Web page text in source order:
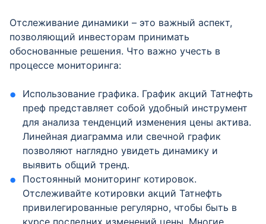
Отслеживание динамики – это важный аспект,
позволяющий инвесторам принимать
обоснованные решения. Что важно учесть в
процессе мониторинга:
Использование графика. График акций Татнефть
преф представляет собой удобный инструмент
для анализа тенденций изменения цены актива.
Линейная диаграмма или свечной график
позволяют наглядно увидеть динамику и
выявить общий тренд.
Постоянный мониторинг котировок.
Отслеживайте котировки акций Татнефть
привилегированные регулярно, чтобы быть в
курсе последних изменений цены. Многие